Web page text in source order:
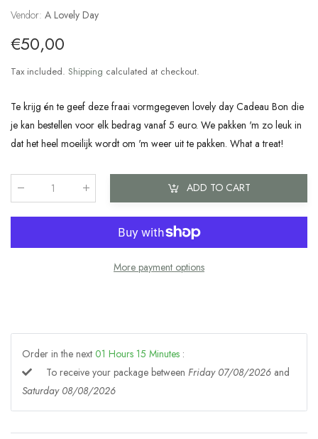
Vendor: A Lovely Day
€50,00
Tax included. Shipping calculated at checkout.
Te krijg én te geef deze fraai vormgegeven lovely day Cadeau Bon die
je kan bestellen voor elk bedrag vanaf 5 euro. We pakken 'm zo leuk in
dat het heel moeilijk wordt om 'm weer uit te pakken. What a treat!
ADD TO CART
More payment options
Order in the next 01 Hours 15 Minutes :
To receive your package between Friday 07/08/2026 and
Saturday 08/08/2026